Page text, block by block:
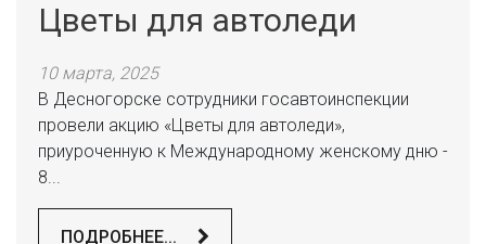
Цветы для автоледи
10 марта, 2025
В Десногорске сотрудники госавтоинспекции
провели акцию «Цветы для автоледи»,
приуроченную к Международному женскому дню -
8...
ПОДРОБНЕЕ...